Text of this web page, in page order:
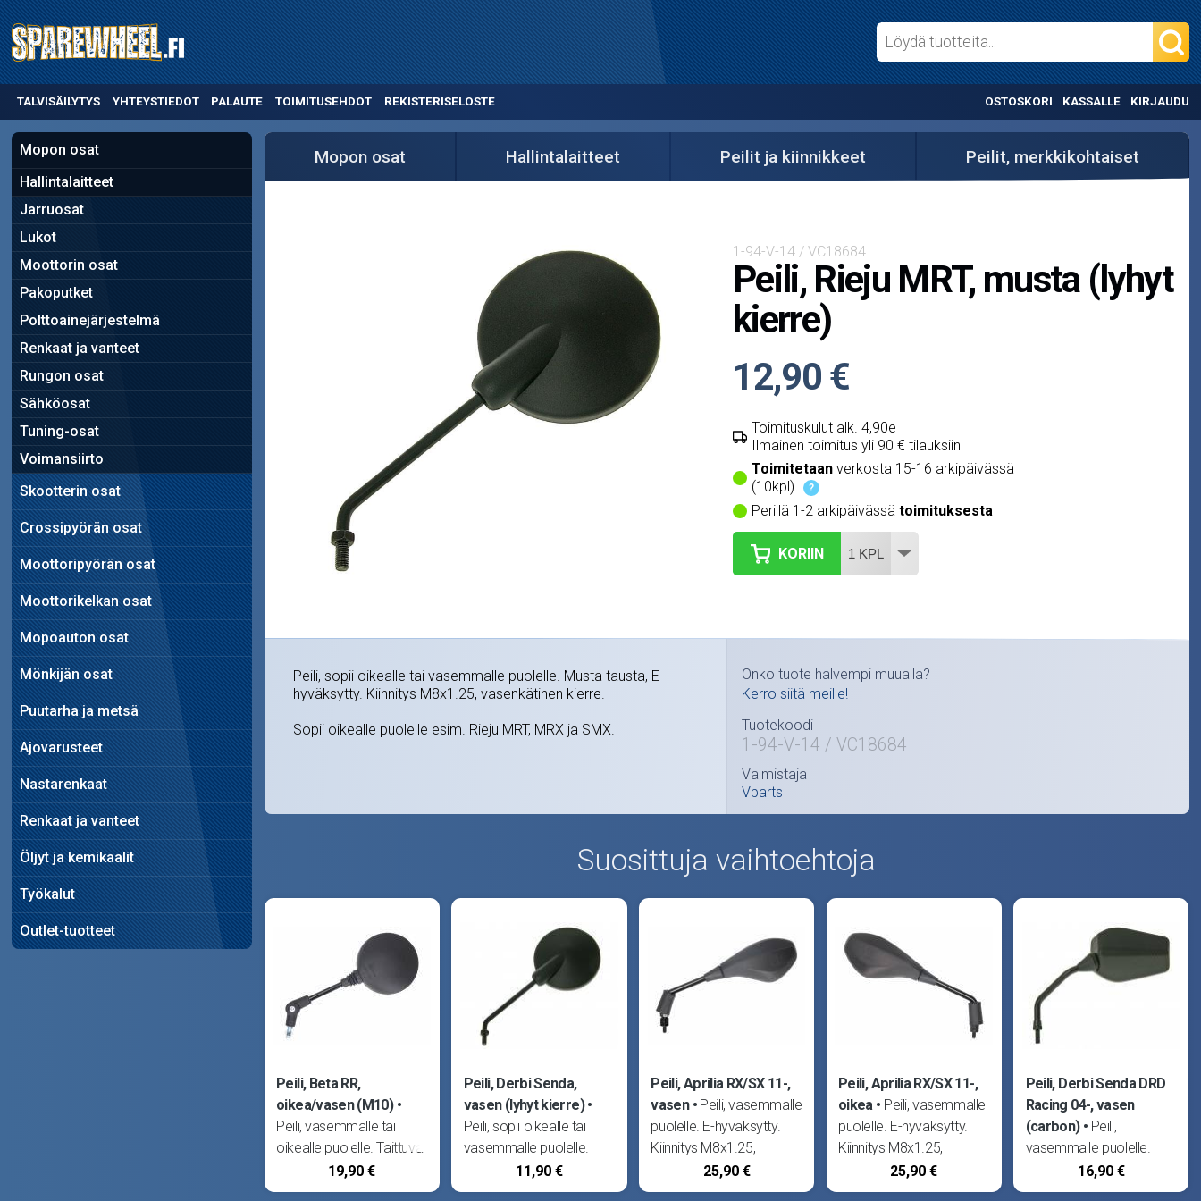
TALVISÄILYTYS YHTEYSTIEDOT PALAUTE TOIMITUSEHDOT REKISTERISELOSTE OSTOSKORI KASSALLE KIRJAUDU
Mopon osat
Hallintalaitteet
Jarruosat
Lukot
Moottorin osat
Pakoputket
Polttoainejärjestelmä
Renkaat ja vanteet
Rungon osat
Sähköosat
Tuning-osat
Voimansiirto
Skootterin osat
Crossipyörän osat
Moottoripyörän osat
Moottorikelkan osat
Mopoauton osat
Mönkijän osat
Puutarha ja metsä
Ajovarusteet
Nastarenkaat
Renkaat ja vanteet
Öljyt ja kemikaalit
Työkalut
Outlet-tuotteet
Mopon osat Hallintalaitteet Peilit ja kiinnikkeet Peilit, merkkikohtaiset
1-94-V-14 / VC18684
Peili, Rieju MRT, musta (lyhyt
kierre)
12,90 €
Toimituskulut alk. 4,90e
Ilmainen toimitus yli 90 € tilauksiin
Toimitetaanverkosta 15-16 arkipäivässä
(10kpl)
?
Perillä 1-2 arkipäivässä toimituksesta
KORIIN
Peili, sopii oikealle tai vasemmalle puolelle. Musta tausta, E-
hyväksytty. Kiinnitys M8x1.25, vasenkätinen kierre.
Sopii oikealle puolelle esim. Rieju MRT, MRX ja SMX.
Onko tuote halvempi muualla?
Kerro siitä meille!
Tuotekoodi
1-94-V-14 / VC18684
Valmistaja
Vparts
Suosittuja vaihtoehtoja
Peili, Beta RR,
oikea/vasen (M10)
Peili, vasemmalle tai
oikealle puolelle. Taittuva
nivel pulttilukituksella.
Musta tausta, E-
19,90 €
Peili, Derbi Senda,
vasen (lyhyt kierre)
Peili, sopii oikealle tai
vasemmalle puolelle.
Musta tausta, E-
hyväksytty. Kiinnitys
11,90 €
Peili, Aprilia RX/SX 11-,
vasen
Peili, vasemmalle
puolelle. E-hyväksytty.
Kiinnitys M8x1.25,
oikeakätinen kierre. Sopii
esim. Aprilia RX50 11- ja
25,90 €
Peili, Aprilia RX/SX 11-,
oikea
Peili, vasemmalle
puolelle. E-hyväksytty.
Kiinnitys M8x1.25,
oikeakätinen kierre. Sopii
esim. Aprilia RX50 11- ja
25,90 €
Peili, Derbi Senda DRD
Racing 04-, vasen
(carbon)
Peili,
vasemmalle puolelle.
Carbon tausta, E-
hyväksytty. Kiinnitys
16,90 €